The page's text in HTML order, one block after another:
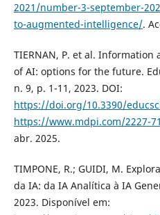
2021/number-3-september-
to-augmented-intelligence/.
TIERNAN, P. et al.
of AI: options for the future.
n. 9, p. 1-11, 2023. DOI:
https://doi.org/10.3390/
https://www.mdpi.com/2227-
abr. 2025.
TIMPONE, R.; GUIDI, M.
da IA: da IA Analítica à IA
2023. Disponível em: